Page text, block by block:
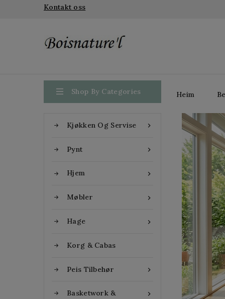
Kontakt oss
 Shop By Categories

Kjøkken Og Servise

Pynt

Hjem

Møbler

Hage
Korg & Cabas

Peis Tilbehør

Basketwork &
Heim